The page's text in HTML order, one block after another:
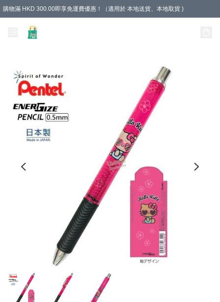
購物滿 HKD 300.00即享免運費優惠！（適用於 本地送貨、本地取貨 )